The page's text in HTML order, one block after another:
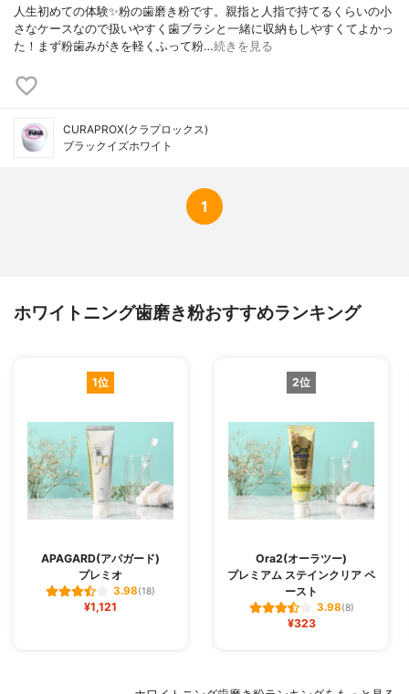
人生初めての体験✨粉の歯磨き粉です。親指と人指で持てるくらいの小
さなケースなので扱いやすく歯ブラシと一緒に収納もしやすくてよかっ
た！まず粉歯みがきを軽くふって粉…続きを見る
CURAPROX(クラプロックス)
ブラックイズホワイト
1
ホワイトニング歯磨き粉おすすめランキング
1位
APAGARD(アパガード)
プレミオ
3.98(18)
¥1,121
2位
Ora2(オーラツー)
プレミアム ステインクリア ペ
ースト
3.98(8)
¥323